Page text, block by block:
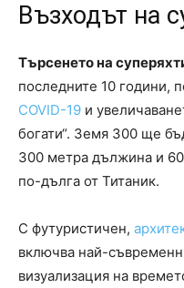
Възходът на
Търсенето на
последните 10 години,
COVID-19 и
богати“. Земя 300 ще
300 метра дължина и
по-дълга от Титаник.
С футуристичен,
включва най-
визуализация на